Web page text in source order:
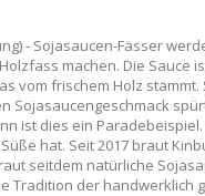
- Sojasaucen-Fässer
machen. Die
vom frischem Holz
Sojasaucengeschmack
ist dies ein
hat. Seit 2017 braut
seitdem natürliche
Tradition der